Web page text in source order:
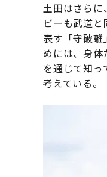
土田はさらに
ビーも武道
表す「守破
めには、身
を通じて知
考えている。